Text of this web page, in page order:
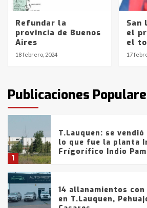
Refundar la
provincia de Buenos
Aires
18 febrero, 2024
San
el
el
17
Publicaciones
6
Blanca anticipa que
con lluvias y
fueron detenidos por
comercialización de
tarde del sábado
1
T.Lauquen: se
lo que fue la planta
Frígorífico Indio
14 allanamientos con
en T.Lauquen,